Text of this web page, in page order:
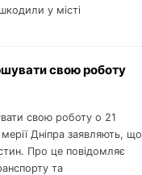
у місті
свою роботу
свою роботу о 21
Дніпра заявляють, що
Про це повідомляє
та